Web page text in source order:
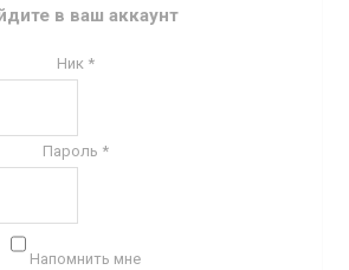
в ваш аккаунт
Ник *
Пароль *
Напомнить мне